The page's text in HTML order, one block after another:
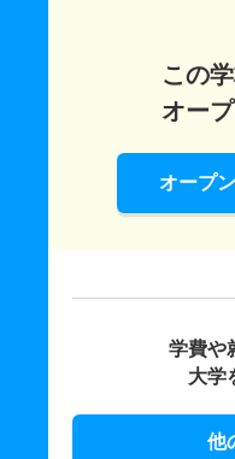
この
オー
オープ
学費や
大学
他